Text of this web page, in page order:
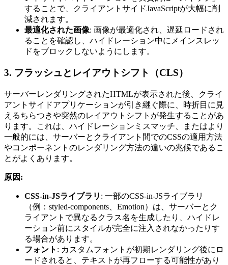
することで、クライアントサイドJavaScriptが大幅に削
減されます。
最適化された画像: 画像が最適化され、遅延ロードされ
ることを確認し、ハイドレーション中にメインスレッ
ドをブロックしないようにします。
3. フラッシュとレイアウトシフト（CLS）
サーバーレンダリングされたHTMLが表示された後、クライ
アントサイドアプリケーションが引き継ぐ際に、時折目に見
えるちらつきや突然のレイアウトシフトが発生することがあ
ります。これは、ハイドレーションミスマッチ、またはより
一般的には、サーバーとクライアント間でのCSSの適用方法
やコンポーネントのレンダリング方法の違いの兆候であるこ
とがよくあります。
原因:
CSS-in-JSライブラリ : 一部のCSS-in-JSライブラリ
（例：styled-components、Emotion）は、サーバーとク
ライアントで異なるクラス名を生成したり、ハイドレ
ーション前にスタイルが完全に注入されなかったりす
る場合があります。
フォント : カスタムフォントが初期レンダリング後にロ
ードされると、テキストが再フローする可能性があり